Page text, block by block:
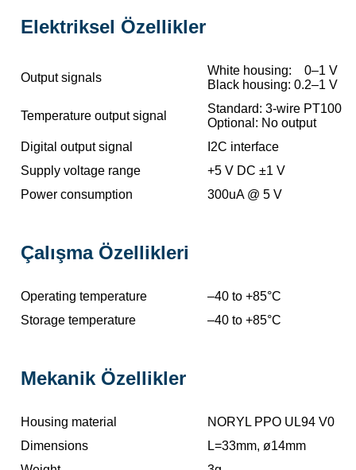
Elektriksel Özellikler
Output signals
White housing: 0–1 V
Black housing: 0.2–1 V
Temperature output signal
Standard: 3-wire PT100
Optional: No output
Digital output signal
I2C interface
Supply voltage range
+5 V DC ±1 V
Power consumption
300uA @ 5 V
Çalışma Özellikleri
Operating temperature
–40 to +85°C
Storage temperature
–40 to +85°C
Mekanik Özellikler
Housing material
NORYL PPO UL94 V0
Dimensions
L=33mm, ø14mm